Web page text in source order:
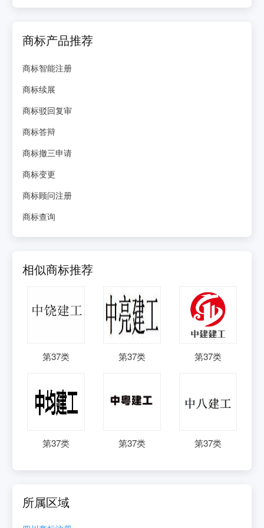
商标产品推荐
商标智能注册
商标续展
商标驳回复审
商标答辩
商标撤三申请
商标变更
商标顾问注册
商标查询
相似商标推荐
第37类 第37类 第37类
第37类 第37类 第37类
所属区域